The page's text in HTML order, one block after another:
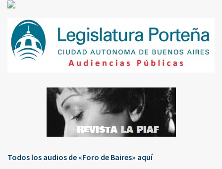
Todos los audios de «Foro de Baires» aquí